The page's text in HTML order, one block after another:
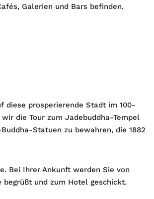
Galerien und Bars befinden.
diese prosperierende Stadt im 100-
die Tour zum Jadebuddha-Tempel
Statuen zu bewahren, die 1882
Bei Ihrer Ankunft werden Sie von
begrüßt und zum Hotel geschickt.